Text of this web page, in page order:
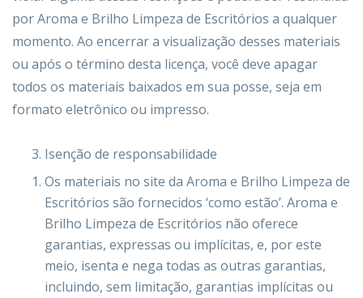
por Aroma e Brilho Limpeza de Escritórios a qualquer
momento. Ao encerrar a visualização desses materiais
ou após o término desta licença, você deve apagar
todos os materiais baixados em sua posse, seja em
formato eletrônico ou impresso.
Isenção de responsabilidade
Os materiais no site da Aroma e Brilho Limpeza de
Escritórios são fornecidos ‘como estão’. Aroma e
Brilho Limpeza de Escritórios não oferece
garantias, expressas ou implícitas, e, por este
meio, isenta e nega todas as outras garantias,
incluindo, sem limitação, garantias implícitas ou